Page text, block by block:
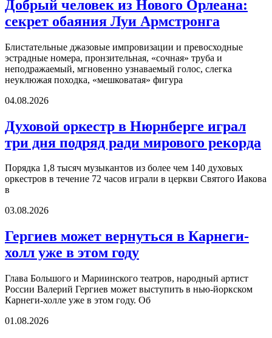
Добрый человек из Нового Орлеана:
секрет обаяния Луи Армстронга
Блистательные джазовые импровизации и превосходные
эстрадные номера, пронзительная, «сочная» труба и
неподражаемый, мгновенно узнаваемый голос, слегка
неуклюжая походка, «мешковатая» фигура
04.08.2026
Духовой оркестр в Нюрнберге играл
три дня подряд ради мирового рекорда
Порядка 1,8 тысяч музыкантов из более чем 140 духовых
оркестров в течение 72 часов играли в церкви Святого Иакова
в
03.08.2026
Гергиев может вернуться в Карнеги-
холл уже в этом году
Глава Большого и Мариинского театров, народный артист
России Валерий Гергиев может выступить в нью-йоркском
Карнеги-холле уже в этом году. Об
01.08.2026